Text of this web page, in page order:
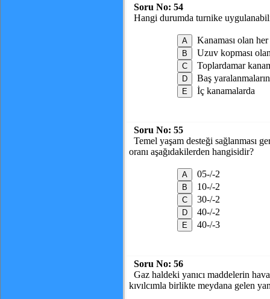
Soru No: 54
Hangi durumda turnike
Kanaması olan
Uzuv kopması
Toplardamar
Baş
İç kanamalarda
Soru No: 55
Temel yaşam desteği sağlanması
oranı aşağıdakilerden hangisidir?
05-/-2
10-/-2
30-/-2
40-/-2
40-/-3
Soru No: 56
Gaz haldeki yanıcı maddelerin
kıvılcımla birlikte meydana gelen